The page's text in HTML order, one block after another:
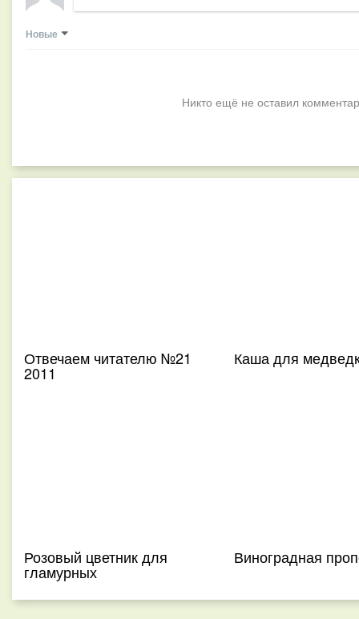
Новые
Никто ещё не оставил
Отвечаем читателю №21
2011
Каша для
Розовый цветник для
гламурных
Виноградная